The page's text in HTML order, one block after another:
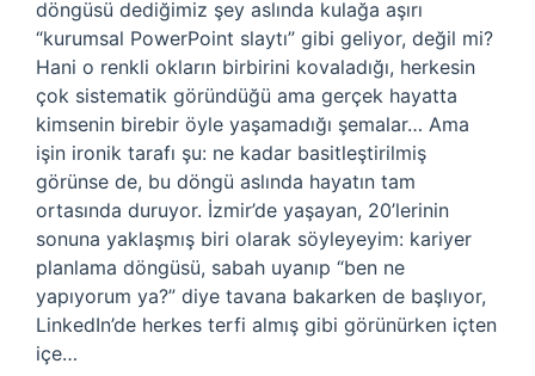
döngüsü dediğimiz şey aslında kulağa aşırı
“kurumsal PowerPoint slaytı” gibi geliyor, değil mi?
Hani o renkli okların birbirini kovaladığı, herkesin
çok sistematik göründüğü ama gerçek hayatta
kimsenin birebir öyle yaşamadığı şemalar… Ama
işin ironik tarafı şu: ne kadar basitleştirilmiş
görünse de, bu döngü aslında hayatın tam
ortasında duruyor. İzmir’de yaşayan, 20’lerinin
sonuna yaklaşmış biri olarak söyleyeyim: kariyer
planlama döngüsü, sabah uyanıp “ben ne
yapıyorum ya?” diye tavana bakarken de başlıyor,
LinkedIn’de herkes terfi almış gibi görünürken içten
içe…